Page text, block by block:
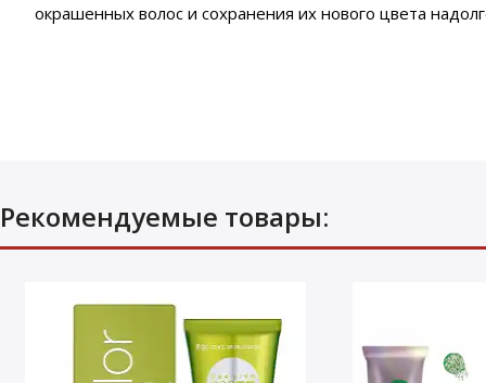
окрашенных волос и сохранения их нового цвета
Рекомендуемые товары: